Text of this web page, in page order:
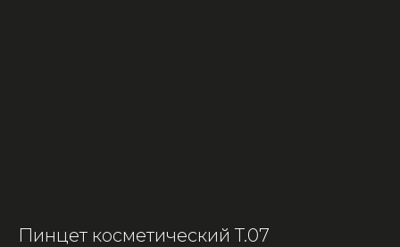
Пинцет косметический T.07